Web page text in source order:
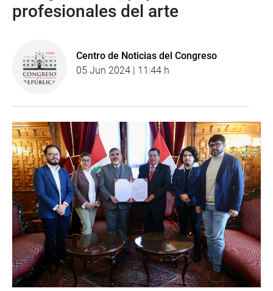
profesionales del arte
Centro de Noticias del Congreso
05 Jun 2024 | 11:44 h